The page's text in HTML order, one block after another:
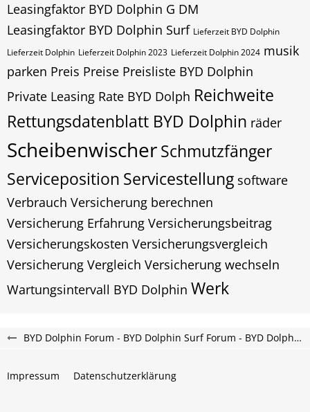
Leasingfaktor BYD Dolphin G DM
Leasingfaktor BYD Dolphin Surf Lieferzeit BYD Dolphin
Lieferzeit Dolphin Lieferzeit Dolphin 2023 Lieferzeit Dolphin 2024 musik
parken Preis Preise Preisliste BYD Dolphin
Private Leasing Rate BYD Dolph Reichweite
Rettungsdatenblatt BYD Dolphin räder
ScheibenwischerSchmutzfänger
Serviceposition Servicestellung software
Verbrauch Versicherung berechnen
Versicherung Erfahrung Versicherungsbeitrag
Versicherungskosten Versicherungsvergleich
Versicherung Vergleich Versicherung wechseln
Wartungsintervall BYD Dolphin Werk
BYD Dolphin Forum - BYD Dolphin Surf Forum - BYD Dolphin G DM-i Forum
Impressum Datenschutzerklärung